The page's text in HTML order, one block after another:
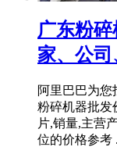
广东粉
家、公司
阿里巴巴为您
粉碎机器批发
片,销量,主营
位的价格参考 .